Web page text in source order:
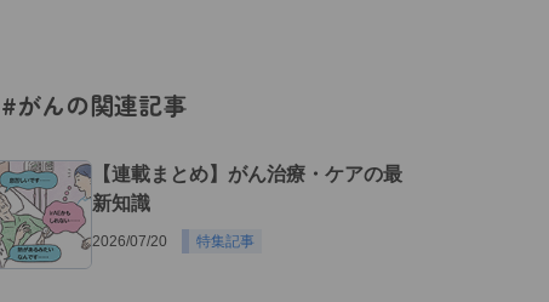
#がんの関連記事
【連載まとめ】がん治療・ケアの最
新知識
2026/07/20 特集記事